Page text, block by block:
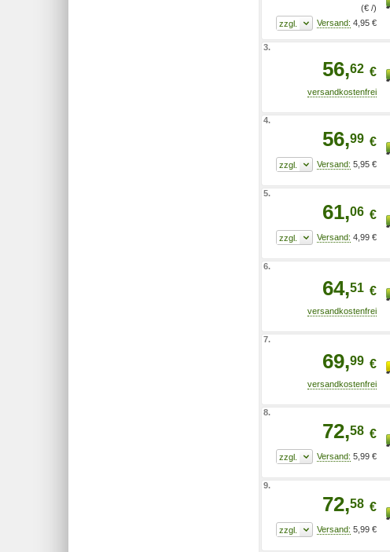
(€ /)
4,95 €
3.
56,62 €
4.
56,99 €
5,95 €
5.
61,06 €
4,99 €
6.
64,51 €
7.
69,99 €
8.
72,58 €
5,99 €
9.
72,58 €
5,99 €